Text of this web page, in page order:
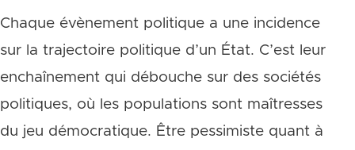
Chaque évènement politique a une incidence
sur la trajectoire politique d’un État. C’est leur
enchaînement qui débouche sur des sociétés
politiques, où les populations sont maîtresses
du jeu démocratique. Être pessimiste quant à